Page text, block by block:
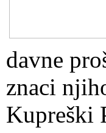
davne
znaci
Kupreški